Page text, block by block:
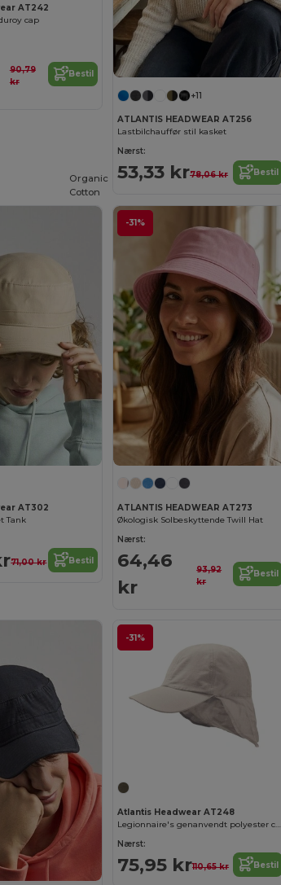
AT242
cap
90,79
kr
Bestil
+11
ATLANTIS HEADWEAR AT256
Lastbilchauffør stil kasket
Nærst:
53,33 kr78,06 kr Bestil
AT302
Tank
71,00 kr Bestil
-31%
Organic
Cotton
ATLANTIS HEADWEAR AT273
Økologisk Solbeskyttende Twill Hat
Nærst:
64,46
kr
93,92
kr
Bestil
-31%
Atlantis Headwear AT248
Legionnaire's genanvendt polyester cap
Nærst:
75,95 kr110,65 kr Bestil